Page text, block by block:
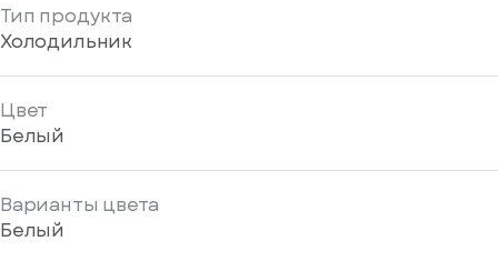
Тип продукта
Холодильник
Цвет
Белый
Варианты цвета
Белый